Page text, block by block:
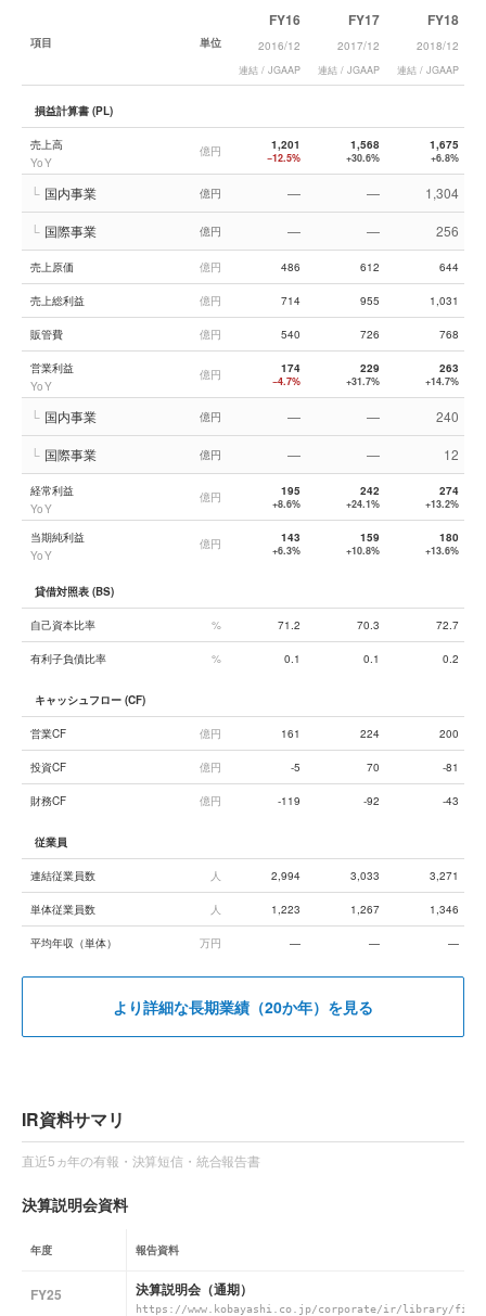
項目 単位
FY16
2016/12
連結 / JGAAP
FY17
2017/12
連結 / JGAAP
FY18
2018/12
連結 / JGAAP
損益計算書 (PL)
売上高
YoY
億円 1,201
−12.5%
1,568
+30.6%
1,675
+6.8%
└ 国内事業 億円 — — 1,304
└ 国際事業 億円 — — 256
売上原価 億円 486 612 644
売上総利益 億円 714 955 1,031
販管費 億円 540 726 768
営業利益
YoY
億円 174
−4.7%
229
+31.7%
263
+14.7%
└ 国内事業 億円 — — 240
└ 国際事業 億円 — — 12
経常利益
YoY
億円 195
+8.6%
242
+24.1%
274
+13.2%
当期純利益
YoY
億円 143
+6.3%
159
+10.8%
180
+13.6%
貸借対照表 (BS)
自己資本比率 % 71.2 70.3 72.7
有利子負債比率 % 0.1 0.1 0.2
キャッシュフロー (CF)
営業CF 億円 161 224 200
投資CF 億円 -5 70 -81
財務CF 億円 -119 -92 -43
従業員
連結従業員数 人 2,994 3,033 3,271
単体従業員数 人 1,223 1,267 1,346
平均年収（単体） 万円 — — —
より詳細な長期業績（20か年）を見る
IR資料サマリ
直近5ヵ年の有報・決算短信・統合報告書
決算説明会資料
年度 報告資料
FY25 決算説明会（通期）
https://www.kobayashi.co.jp/corporate/ir/library/